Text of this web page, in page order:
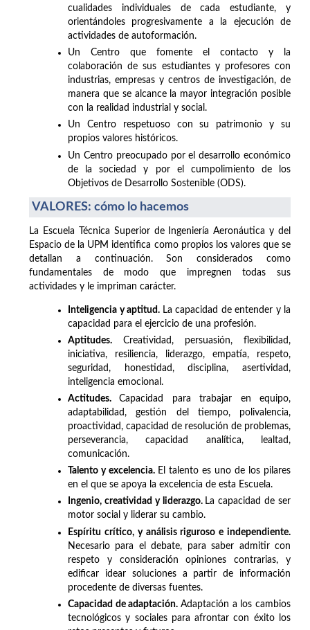
cualidades individuales de cada estudiante, y
orientándoles progresivamente a la ejecución de
actividades de autoformación.
Un Centro que fomente el contacto y la
colaboración de sus estudiantes y profesores con
industrias, empresas y centros de investigación, de
manera que se alcance la mayor integración posible
con la realidad industrial y social.
Un Centro respetuoso con su patrimonio y su
propios valores históricos.
Un Centro preocupado por el desarrollo económico
de la sociedad y por el cumpolimiento de los
Objetivos de Desarrollo Sostenible (ODS).
VALORES: cómo lo hacemos
La Escuela Técnica Superior de Ingeniería Aeronáutica y del
Espacio de la UPM identifica como propios los valores que se
detallan a continuación. Son considerados como
fundamentales de modo que impregnen todas sus
actividades y le impriman carácter.
Inteligencia y aptitud. La capacidad de entender y la
capacidad para el ejercicio de una profesión.
Aptitudes. Creatividad, persuasión, flexibilidad,
iniciativa, resiliencia, liderazgo, empatía, respeto,
seguridad, honestidad, disciplina, asertividad,
inteligencia emocional.
Actitudes.Capacidad para trabajar en equipo,
adaptabilidad, gestión del tiempo, polivalencia,
proactividad, capacidad de resolución de problemas,
perseverancia, capacidad analítica, lealtad,
comunicación.
Talento y excelencia. El talento es uno de los pilares
en el que se apoya la excelencia de esta Escuela.
Ingenio, creatividad y liderazgo. La capacidad de ser
motor social y liderar su cambio.
Espíritu crítico, y análisis riguroso e independiente.
Necesario para el debate, para saber admitir con
respeto y consideración opiniones contrarias, y
edificar idear soluciones a partir de información
procedente de diversas fuentes.
Capacidad de adaptación. Adaptación a los cambios
tecnológicos y sociales para afrontar con éxito los